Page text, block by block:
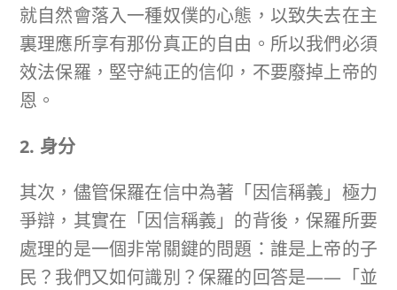
就自然會落入一種奴僕的心態，以致失去在主
裏理應所享有那份真正的自由。所以我們必須
效法保羅，堅守純正的信仰，不要廢掉上帝的
恩。
2. 身分
其次，儘管保羅在信中為著「因信稱義」極力
爭辯，其實在「因信稱義」的背後，保羅所要
處理的是一個非常關鍵的問題：誰是上帝的子
民？我們又如何識別？保羅的回答是——「並